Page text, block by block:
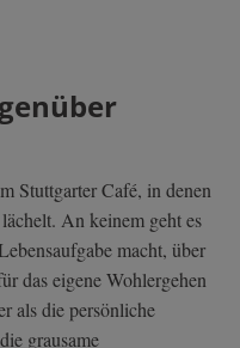
Stuttgarter Café, in denen
An keinem geht es
macht, über
das eigene Wohlergehen
als die persönliche
grausame